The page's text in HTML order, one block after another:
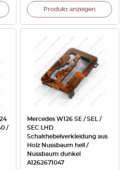
Produkt anzeigen
/
Mercedes W126 SE / SEL /
SEC LHD
Schalthebelverkleidung aus
Holz Nussbaum hell /
Nussbaum dunkel
A1262671047